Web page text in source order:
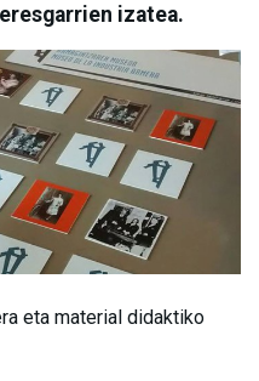
izatea.
eta material didaktiko